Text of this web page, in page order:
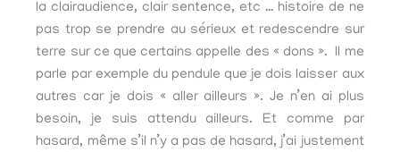
la clairaudience, clair sentence, etc … histoire de ne
pas trop se prendre au sérieux et redescendre sur
terre sur ce que certains appelle des « dons ». Il me
parle par exemple du pendule que je dois laisser aux
autres car je dois « aller ailleurs ». Je n’en ai plus
besoin, je suis attendu ailleurs. Et comme par
hasard, même s’il n’y a pas de hasard, j’ai justement